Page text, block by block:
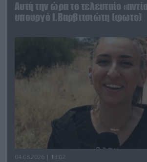
Αυτή την ώρα το τελευταίο
υπουργό Ι.Βαρβιτσιώτη (φωτο)
04.08.2026 | 13:02